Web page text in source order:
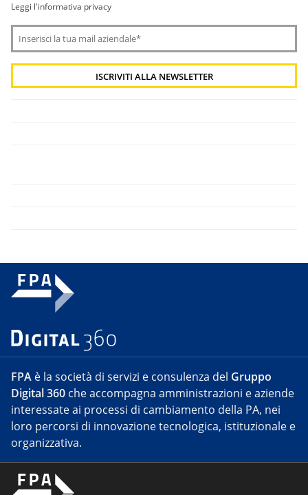
Leggi l'informativa privacy
FPA è la società di servizi e consulenza del Gruppo
Digital 360 che accompagna amministrazioni e aziende
interessate ai processi di cambiamento della PA, nei
loro percorsi di innovazione tecnologica, istituzionale e
organizzativa.